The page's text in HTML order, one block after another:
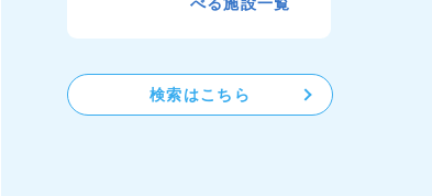
べる施設一覧
検索はこちら